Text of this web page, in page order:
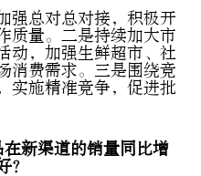
强总对总对接，积极开
质量。二是持续加大市
动，加强生鲜超市、社
消费需求。三是围绕竞
实施精准竞争，促进批
新渠道的销量同比增
？